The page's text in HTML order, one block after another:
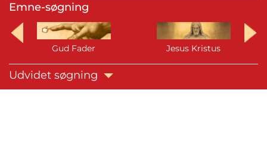
Emne-søgning
Gud Fader Jesus Kristus
Udvidet søgning